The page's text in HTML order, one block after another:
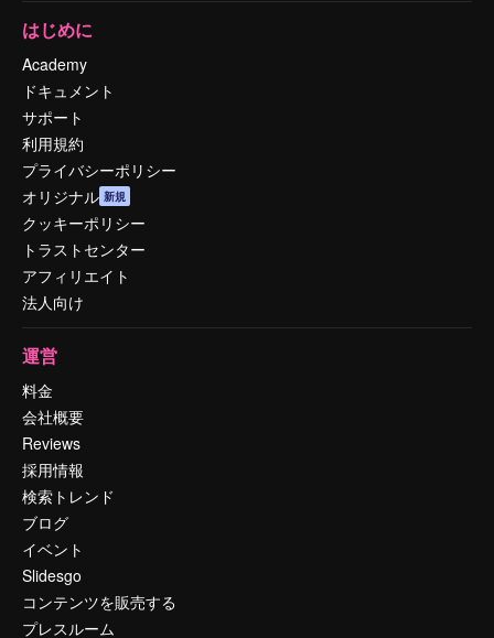
はじめに
Academy
ドキュメント
サポート
利用規約
プライバシーポリシー
オリジナル 新規
クッキーポリシー
トラストセンター
アフィリエイト
法人向け
運営
料金
会社概要
Reviews
採用情報
検索トレンド
ブログ
イベント
Slidesgo
コンテンツを販売する
プレスルーム